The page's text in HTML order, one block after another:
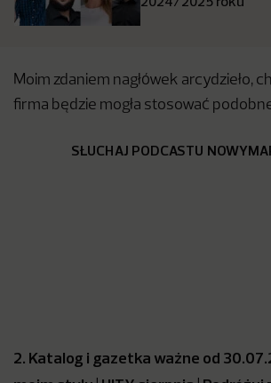
Moim zdaniem nagłówek arcydzieło,
firma będzie mogła stosować
SŁUCHAJ PODCASTU
2. Katalog i gazetka ważne od